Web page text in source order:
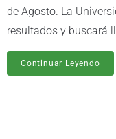
de Agosto. La
resultados y buscará
Continuar Leyendo